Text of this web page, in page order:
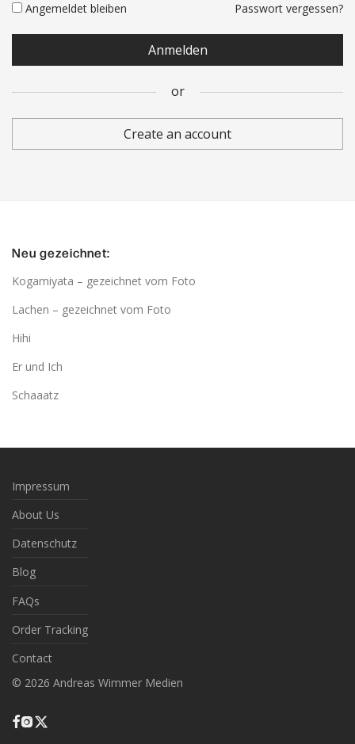
Angemeldet bleiben Passwort vergessen?
Anmelden
or
Create an account
or
Neu gezeichnet:
Kogamiyata – gezeichnet vom Foto
Lachen – gezeichnet vom Foto
Hihi
Er und Ich
Schaaatz
Impressum
About Us
Datenschutz
Blog
FAQs
Order Tracking
Contact
© 2026 Andreas Wimmer Medien